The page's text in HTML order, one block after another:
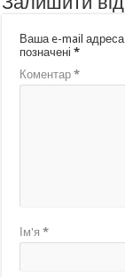
Ваша e-mail
позначені*
Коментар*
Ім'я*